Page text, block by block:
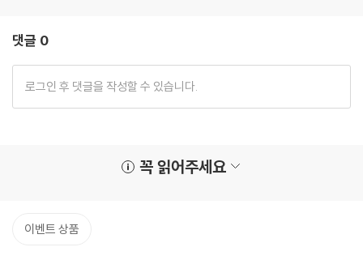
댓글 0
꼭 읽어주세요
이벤트 상품